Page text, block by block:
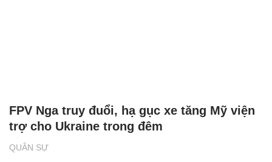
QUÂN SỰ
FPV Nga truy đuổi, hạ gục xe tăng Mỹ viện
trợ cho Ukraine trong đêm